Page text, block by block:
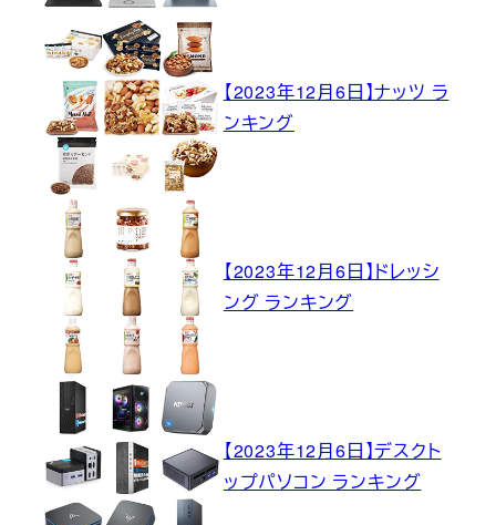
【2023年12月6日】ナッツ ラ
ンキング
【2023年12月6日】ドレッシ
ング ランキング
【2023年12月6日】デスクト
ップパソコン ランキング